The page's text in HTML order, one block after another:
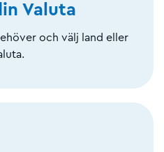
Valuta
och välj land eller